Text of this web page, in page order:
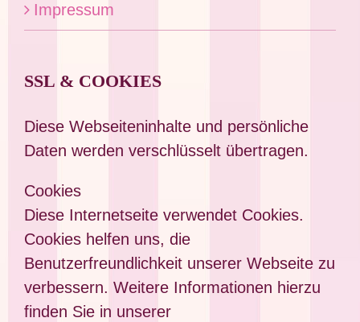
Impressum
SSL & COOKIES
Diese Webseiteninhalte und persönliche
Daten werden verschlüsselt übertragen.
Cookies
Diese Internetseite verwendet Cookies.
Cookies helfen uns, die
Benutzerfreundlichkeit unserer Webseite zu
verbessern. Weitere Informationen hierzu
finden Sie in unserer